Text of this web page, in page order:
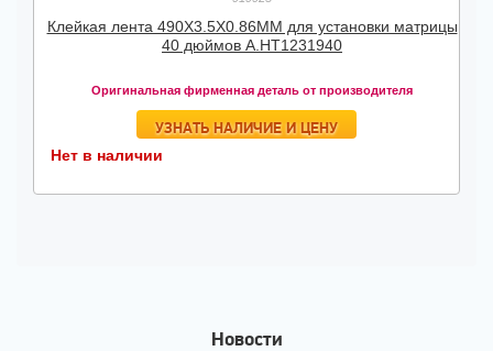
Клейкая лента 490X3.5X0.86MM для установки матрицы
40 дюймов А.HT1231940
Оригинальная фирменная деталь от производителя
УЗНАТЬ НАЛИЧИЕ И ЦЕНУ
Нет в наличии
Новости